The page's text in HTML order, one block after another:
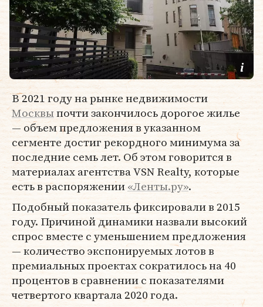
В 2021 году на рынке недвижимости
Москвыпочти закончилось дорогое жилье
— объем предложения в указанном
сегменте достиг рекордного минимума за
последние семь лет. Об этом говорится в
материалах агентства VSN Realty, которые
есть в распоряжении«Ленты.ру».
Подобный показатель фиксировали в 2015
году. Причиной динамики назвали высокий
спрос вместе с уменьшением предложения
— количество экспонируемых лотов в
премиальных проектах сократилось на 40
процентов в сравнении с показателями
четвертого квартала 2020 года.